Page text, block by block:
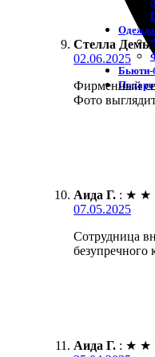
Бьюти-
Стелла
02.06.2025
Фирменный
Фото
Аида Г. : ★ ★
07.05.2025
Сотрудница
безупречного
Аида Г. : ★ ★